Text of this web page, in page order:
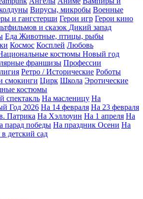
Вирусы, микробы Военные
и гангстерши Герои игр Герои кино
и сказок Дикий запад
Еда Животные, птицы, рыбы
Космос Косплей Любовь
костюмы Новый год
франшизы Профессии
Ретро / Исторические Роботы
смокинги Цирк Школа Эротические
костюмы
спектакль На масленицу На
Год 2026 На 14 февраля На 23 февраля
Патрика На Хэллоуин На 1 апреля На
парад победы На праздник Осени На
детский сад